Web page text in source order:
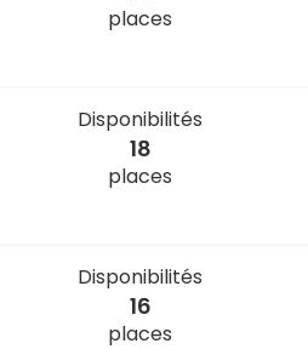
places
Disponibilités
18
places
Disponibilités
16
places